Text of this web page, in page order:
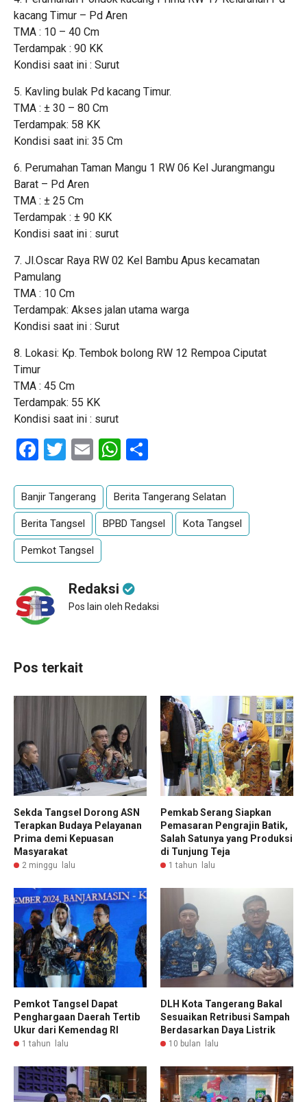
kacang Timur – Pd Aren
TMA : 10 – 40 Cm
Terdampak : 90 KK
Kondisi saat ini : Surut
5. Kavling bulak Pd kacang Timur.
TMA : ± 30 – 80 Cm
Terdampak: 58 KK
Kondisi saat ini: 35 Cm
6. Perumahan Taman Mangu 1 RW 06 Kel Jurangmangu
Barat – Pd Aren
TMA : ± 25 Cm
Terdampak : ± 90 KK
Kondisi saat ini : surut
7. Jl.Oscar Raya RW 02 Kel Bambu Apus kecamatan
Pamulang
TMA : 10 Cm
Terdampak: Akses jalan utama warga
Kondisi saat ini : Surut
8. Lokasi: Kp. Tembok bolong RW 12 Rempoa Ciputat
Timur
TMA : 45 Cm
Terdampak: 55 KK
Kondisi saat ini : surut
Facebook
Twitter
EmailWhatsApp
Banjir Tangerang Berita Tangerang Selatan
Berita Tangsel BPBD Tangsel Kota Tangsel
Pemkot Tangsel
Redaksi
Pos lain oleh Redaksi
Pos terkait
Sekda Tangsel Dorong ASN
Terapkan Budaya Pelayanan
Prima demi Kepuasan
Masyarakat
2 minggu lalu
Pemkab Serang Siapkan
Pemasaran Pengrajin Batik,
Salah Satunya yang Produksi
di Tunjung Teja
1 tahun lalu
Pemkot Tangsel Dapat
Penghargaan Daerah Tertib
Ukur dari Kemendag RI
1 tahun lalu
DLH Kota Tangerang Bakal
Sesuaikan Retribusi Sampah
Berdasarkan Daya Listrik
10 bulan lalu